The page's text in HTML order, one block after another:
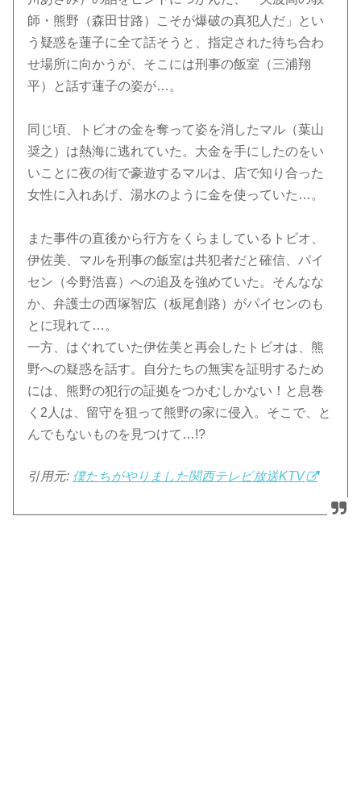
師・熊野（森田甘路）こそが爆破の真犯人だ」とい
う疑惑を蓮子に全て話そうと、指定された待ち合わ
せ場所に向かうが、そこには刑事の飯室（三浦翔
平）と話す蓮子の姿が…。
同じ頃、トビオの金を奪って姿を消したマル（葉山
奨之）は熱海に逃れていた。大金を手にしたのをい
いことに夜の街で豪遊するマルは、店で知り合った
女性に入れあげ、湯水のように金を使っていた…。
また事件の直後から行方をくらましているトビオ、
伊佐美、マルを刑事の飯室は共犯者だと確信、パイ
セン（今野浩喜）への追及を強めていた。そんなな
か、弁護士の西塚智広（板尾創路）がパイセンのも
とに現れて…。
一方、はぐれていた伊佐美と再会したトビオは、熊
野への疑惑を話す。自分たちの無実を証明するため
には、熊野の犯行の証拠をつかむしかない！と息巻
く2人は、留守を狙って熊野の家に侵入。そこで、と
んでもないものを見つけて…!?
引用元: 僕たちがやりました関西テレビ放送KTV